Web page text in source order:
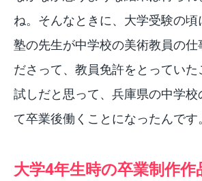
ね。そんなときに、大学受験の
塾の先生が中学校の美術教員の仕
ださって、教員免許をとってい
試しだと思って、兵庫県の中学校
て卒業後働くことになったんです。
大学4年生時の卒業制作作